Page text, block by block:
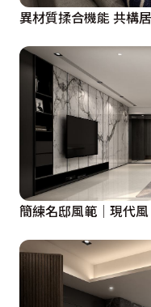
異材質揉合機能 共構
簡練名邸風範│現代